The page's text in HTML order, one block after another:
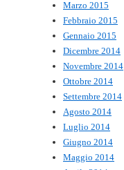
Marzo 2015
Febbraio 2015
Gennaio 2015
Dicembre 2014
Novembre 2014
Ottobre 2014
Settembre 2014
Agosto 2014
Luglio 2014
Giugno 2014
Maggio 2014